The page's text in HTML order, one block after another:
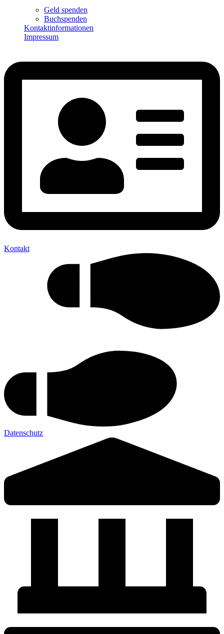
Geld spenden
Buchspenden
Kontaktinformationen
Impressum
Kontakt
Datenschutz